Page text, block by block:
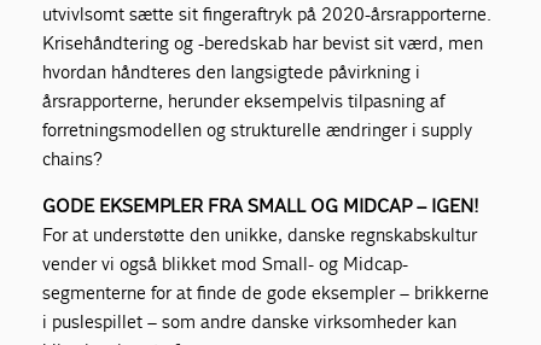
utvivlsomt sætte sit fingeraftryk på 2020-årsrapporterne.
Krisehåndtering og -beredskab har bevist sit værd, men
hvordan håndteres den langsigtede påvirkning i
årsrapporterne, herunder eksempelvis tilpasning af
forretningsmodellen og strukturelle ændringer i supply
chains?
GODE EKSEMPLER FRA SMALL OG MIDCAP – IGEN!
For at understøtte den unikke, danske regnskabskultur
vender vi også blikket mod Small- og Midcap-
segmenterne for at finde de gode eksempler – brikkerne
i puslespillet – som andre danske virksomheder kan